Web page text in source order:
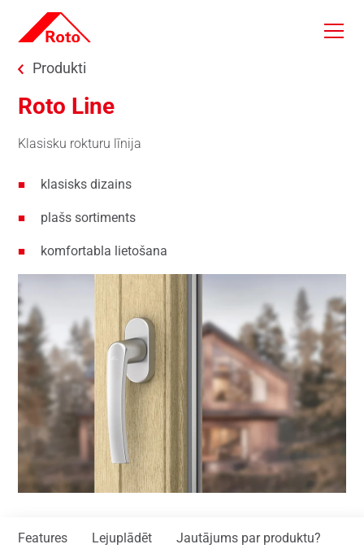
Skip to main content
You are here:
Produkti
Roto Line
Klasisku rokturu līnija
klasisks dizains
plašs sortiments
komfortabla lietošana
Features Lejuplādēt Jautājums par produktu?